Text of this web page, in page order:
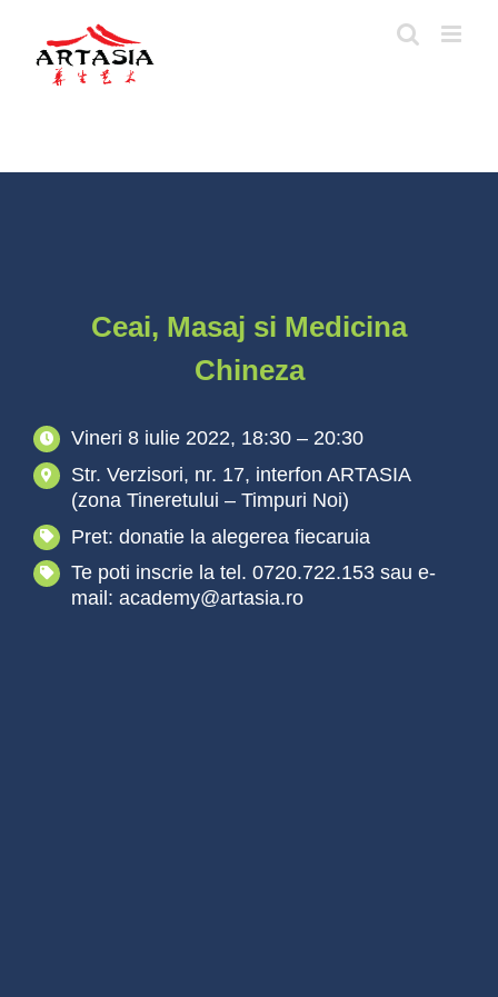
content
Ceai, Masaj si Medicina
Chineza
Vineri 8 iulie 2022, 18:30 – 20:30
Str. Verzisori, nr. 17, interfon ARTASIA
(zona Tineretului – Timpuri Noi)
Pret: donatie la alegerea fiecaruia
Te poti inscrie la tel. 0720.722.153 sau e-
mail: academy@artasia.ro